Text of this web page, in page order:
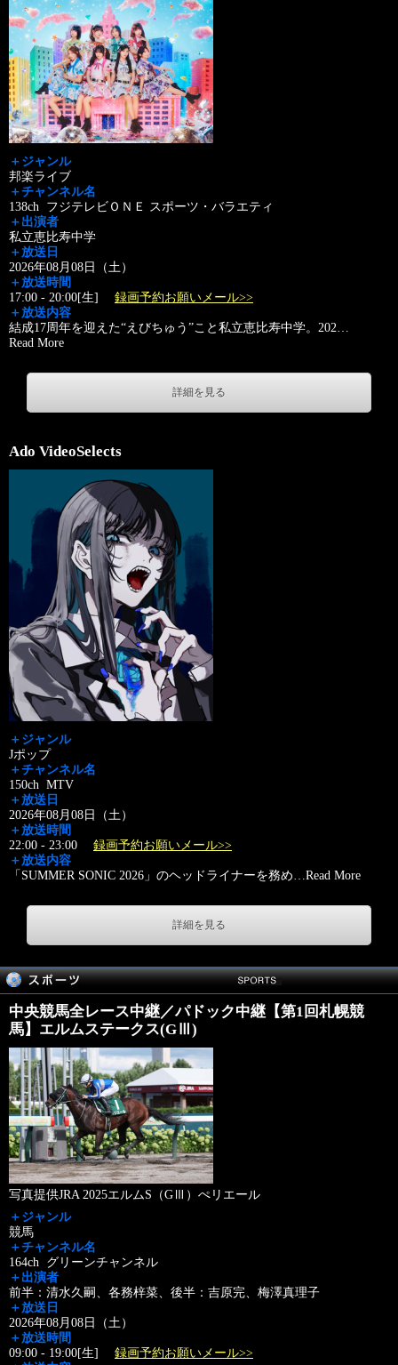
＋ジャンル
邦楽ライブ
＋チャンネル名
138ch フジテレビＯＮＥ スポーツ・バラエティ
＋出演者
私立恵比寿中学
＋放送日
2026年08月08日（土）
＋放送時間
17:00 - 20:00[生] 録画予約お願いメール>>
＋放送内容
結成17周年を迎えた“えびちゅう”こと私立恵比寿中学。202…
Read More
詳細を見る
Ado VideoSelects
＋ジャンル
Jポップ
＋チャンネル名
150ch MTV
＋放送日
2026年08月08日（土）
＋放送時間
22:00 - 23:00 録画予約お願いメール>>
＋放送内容
「SUMMER SONIC 2026」のヘッドライナーを務め…Read More
詳細を見る
中央競馬全レース中継／パドック中継【第1回札幌競
馬】エルムステークス(GⅢ)
写真提供JRA 2025エルムS（GⅢ）ぺリエール
＋ジャンル
競馬
＋チャンネル名
164ch グリーンチャンネル
＋出演者
前半：清水久嗣、各務梓菜、後半：吉原完、梅澤真理子
＋放送日
2026年08月08日（土）
＋放送時間
09:00 - 19:00[生] 録画予約お願いメール>>